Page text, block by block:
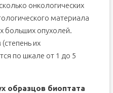
онкологических
материала
больших опухолей.
их
по шкале от 1 до 5
образцов биоптата